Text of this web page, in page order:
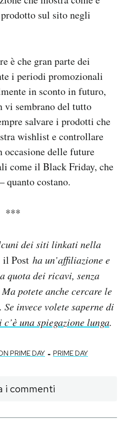
sul sito negli
è che gran parte dei
i periodi promozionali
in sconto in futuro,
vi sembrano del tutto
salvare i prodotti che
wishlist e controllare
delle future
come il Black Friday, che
quanto costano.
***
dei siti linkati nella
il Postha un’affiliazione e
quota dei ricavi, senza
potete anche cercare le
Se invece volete saperne di
c’è una spiegazione lunga.
PRIME DAY - PRIME DAY
i commenti